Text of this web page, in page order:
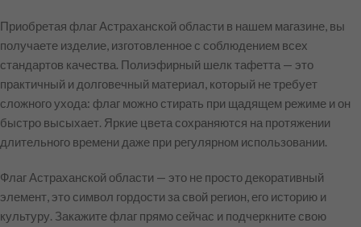
Приобретая флаг Астраханской области в нашем магазине, вы
получаете изделие, изготовленное с соблюдением всех
стандартов качества. Полиэфирный шелк тафетта — это
практичный и долговечный материал, который не требует
сложного ухода: флаг можно стирать при щадящем режиме и он
быстро высыхает. Яркие цвета сохраняются на протяжении
длительного времени даже при регулярном использовании.
Флаг Астраханской области — это не просто декоративный
элемент, это символ гордости за свой регион, его историю и
культуру. Закажите флаг прямо сейчас и подчеркните свою